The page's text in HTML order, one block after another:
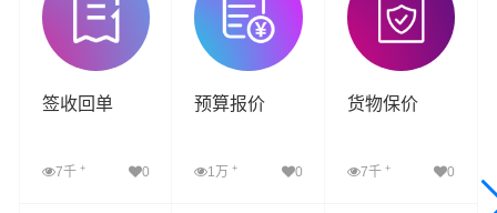
签收回单
7千 + 0
预算报价
1万+ 0
货物保价
7千 + 0